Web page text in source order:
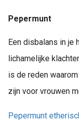
Pepermunt
Een disbalans in je
lichamelijke
is de reden
zijn voor vrouwen
Pepermunt